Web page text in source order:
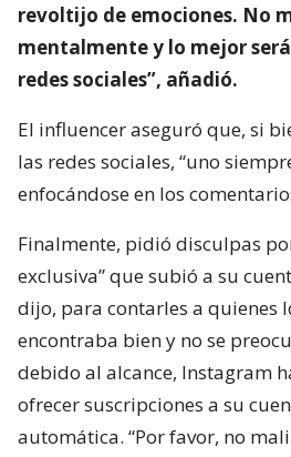
revoltijo de emociones. No
mentalmente y lo mejor
redes sociales”, añadió.
El influencer aseguró que, si
las redes sociales, “uno
enfocándose en los
Finalmente, pidió disculpas
exclusiva” que subió a su
dijo, para contarles a quienes
encontraba bien y no se
debido al alcance, Instagram
ofrecer suscripciones a su
automática. “Por favor, no